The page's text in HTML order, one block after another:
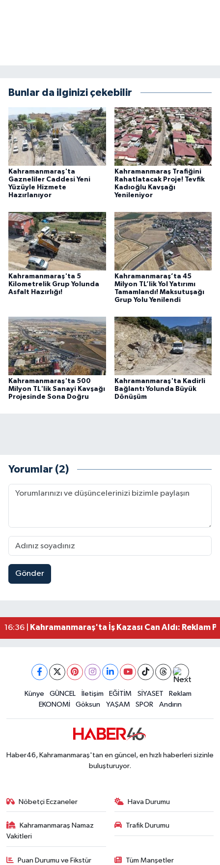
Bunlar da ilginizi çekebilir
Kahramanmaraş'ta
Gazneliler Caddesi Yeni
Yüzüyle Hizmete
Hazırlanıyor
Kahramanmaraş Trafiğini
Rahatlatacak Proje! Tevfik
Kadıoğlu Kavşağı
Yenileniyor
Kahramanmaraş'ta 5
Kilometrelik Grup Yolunda
Asfalt Hazırlığı!
Kahramanmaraş’ta 45
Milyon TL’lik Yol Yatırımı
Tamamlandı! Maksutuşağı
Grup Yolu Yenilendi
Kahramanmaraş'ta 500
Milyon TL'lik Sanayi Kavşağı
Projesinde Sona Doğru
Kahramanmaraş'ta Kadirli
Bağlantı Yolunda Büyük
Dönüşüm
Yorumlar (2)
Gönder
11:45 |Kahramanmaraş'ta Fabrika Alevlere Teslim Oldu!
16:36 |
Kahramanmaraş'ta İş Kazası Can Aldı: Reklam
12:44 |Kahramanmaraş'ta Alternatif Rock Gecesi:
Dedublüman KAFUM'u Salladı!
Kahramanmaraşlı Şehit Aileleri
12:01 |Kahramanmaraş Ticaret ve Sanayi Odası Yeni
Künye GÜNCEL İletişim EĞİTİM SİYASET
Reklam
EKONOMİ
Göksun YAŞAM SPOR Andırın
Haber46, Kahramanmaraş'tan en güncel, en hızlı haberleri sizinle
buluşturuyor.
Nöbetçi Eczaneler Hava Durumu
Kahramanmaraş Namaz
Vakitleri
Trafik Durumu
Puan Durumu ve Fikstür Tüm Manşetler